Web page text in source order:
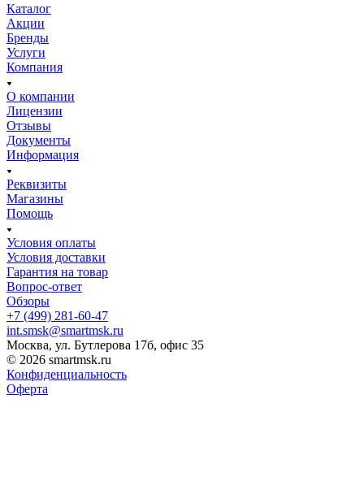
Каталог
Акции
Бренды
Услуги
Компания
О компании
Лицензии
Отзывы
Документы
Информация
Реквизиты
Магазины
Помощь
Условия оплаты
Условия доставки
Гарантия на товар
Вопрос-ответ
Обзоры
+7 (499) 281-60-47
int.smsk@smartmsk.ru
Москва, ул. Бутлерова 17б, офис 35
© 2026 smartmsk.ru
Конфиденциальность
Оферта